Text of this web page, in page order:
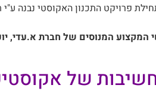
פרויקט התכנון האקוסטי נבנה ע"י
המקצוע המנוסים של חברת א.עדי,
של